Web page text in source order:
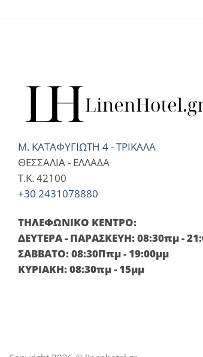
Μ. ΚΑΤΑΦΥΓΙΩΤΗ 4 - ΤΡΙΚΑΛΑ
ΘΕΣΣΑΛΙΑ - ΕΛΛΑΔΑ
T.K. 42100
+30 2431078880
ΤΗΛΕΦΩΝΙΚΟ ΚΕΝΤΡΟ:
ΔΕΥΤΕΡΑ - ΠΑΡΑΣΚΕΥΗ: 08:30πμ -
ΣΑΒΒΑΤΟ: 08:30Ππμ - 19:00μμ
ΚΥΡΙΑΚΗ: 08:30πμ - 15μμ